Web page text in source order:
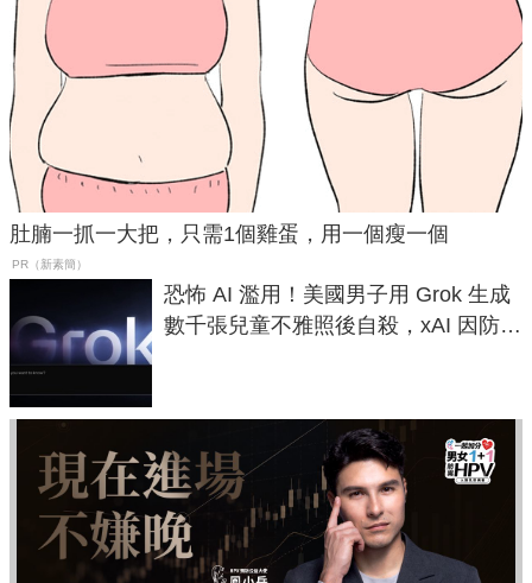
肚腩一抓一大把，只需1個雞蛋，用一個瘦一個
PR（新素簡）
恐怖 AI 濫用！美國男子用 Grok 生成
數千張兒童不雅照後自殺，xAI 因防護